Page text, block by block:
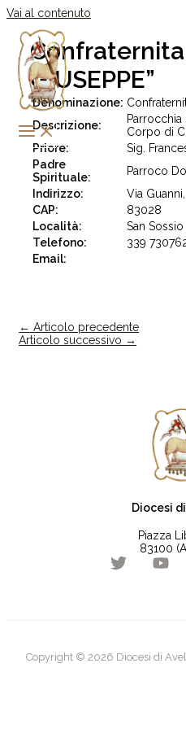
Vai al contenuto
Confraternita
GIUSEPPE”
Denominazione:
Descrizione:
Parrocchia
Corpo di
Priore:
Sig.
Padre
Spirituale:
Parroco
Indirizzo:
Via
CAP:
83028
Località:
San
Telefono:
339
Email:
← Articolo precedente
Articolo successivo →
Diocesi
Piazza
83100
Copyright © 2026 Diocesi di